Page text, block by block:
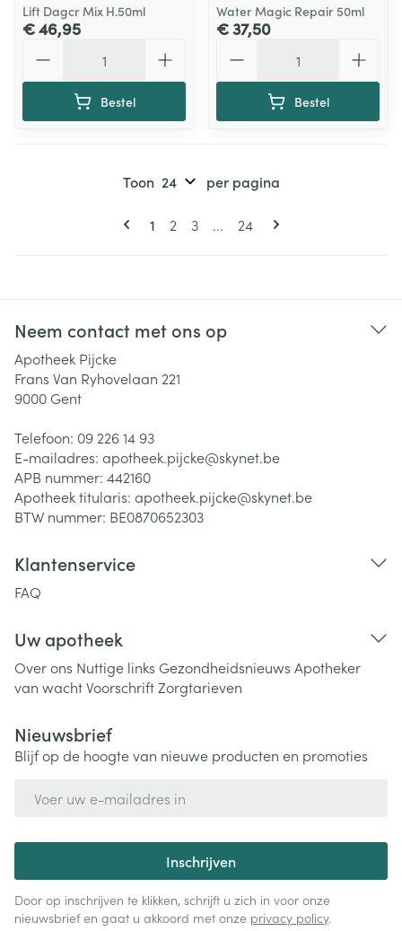
Lift Dagcr Mix H.50ml
€ 46,95
Bestel
Water Magic Repair 50ml
€ 37,50
Bestel
Pagina's
U lees momenteel pagina
1 Pagina
2 Pagina
3 ... Pagina
24
Toon per pagina
Neem contact met ons op
Apotheek Pijcke
Frans Van Ryhovelaan 221
9000 Gent
Telefoon: 09 226 14 93
E-mailadres: apotheek.pijcke@skynet.be
APB nummer: 442160
Apotheek titularis: apotheek.pijcke@skynet.be
BTW nummer: BE0870652303
Klantenservice
FAQ
Uw apotheek
Over ons Nuttige links Gezondheidsnieuws Apotheker
van wachtVoorschriftZorgtarieven
Nieuwsbrief
Blijf op de hoogte van nieuwe producten en promoties
Inschrijven
Door op inschrijven te klikken, schrijft u zich in voor onze
nieuwsbrief en gaat u akkoord met onze privacy policy.